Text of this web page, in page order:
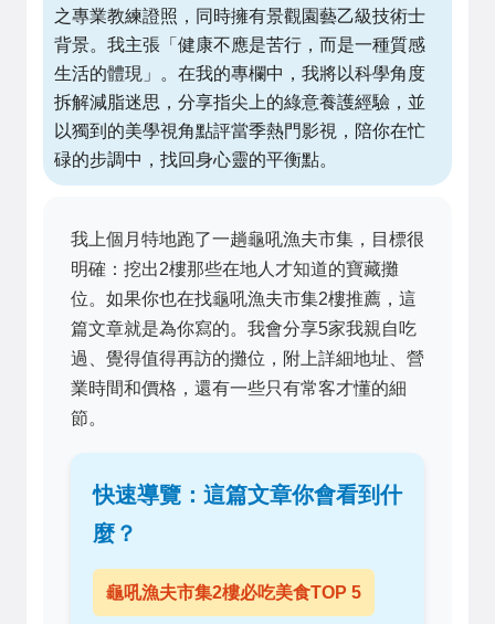
之專業教練證照，同時擁有景觀園藝乙級技術士
背景。我主張「健康不應是苦行，而是一種質感
生活的體現」。在我的專欄中，我將以科學角度
拆解減脂迷思，分享指尖上的綠意養護經驗，並
以獨到的美學視角點評當季熱門影視，陪你在忙
碌的步調中，找回身心靈的平衡點。
我上個月特地跑了一趟龜吼漁夫市集，目標很
明確：挖出2樓那些在地人才知道的寶藏攤
位。如果你也在找龜吼漁夫市集2樓推薦，這
篇文章就是為你寫的。我會分享5家我親自吃
過、覺得值得再訪的攤位，附上詳細地址、營
業時間和價格，還有一些只有常客才懂的細
節。
快速導覽：這篇文章你會看到什
麼？
龜吼漁夫市集2樓必吃美食TOP 5